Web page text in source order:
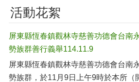
活動花絮
屏東縣恆春鎮觀林寺慈善功德會台南
勢族群善行義舉114.11.9
屏東縣恆春鎮觀林寺慈善功德會台南
勢族群，於11月9日上午9時於本所（